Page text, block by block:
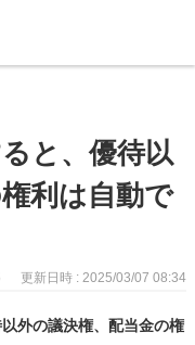
と、優待以
利は自動で
更新日時 : 2025/03/07 08:34
外の議決権、配当金の権